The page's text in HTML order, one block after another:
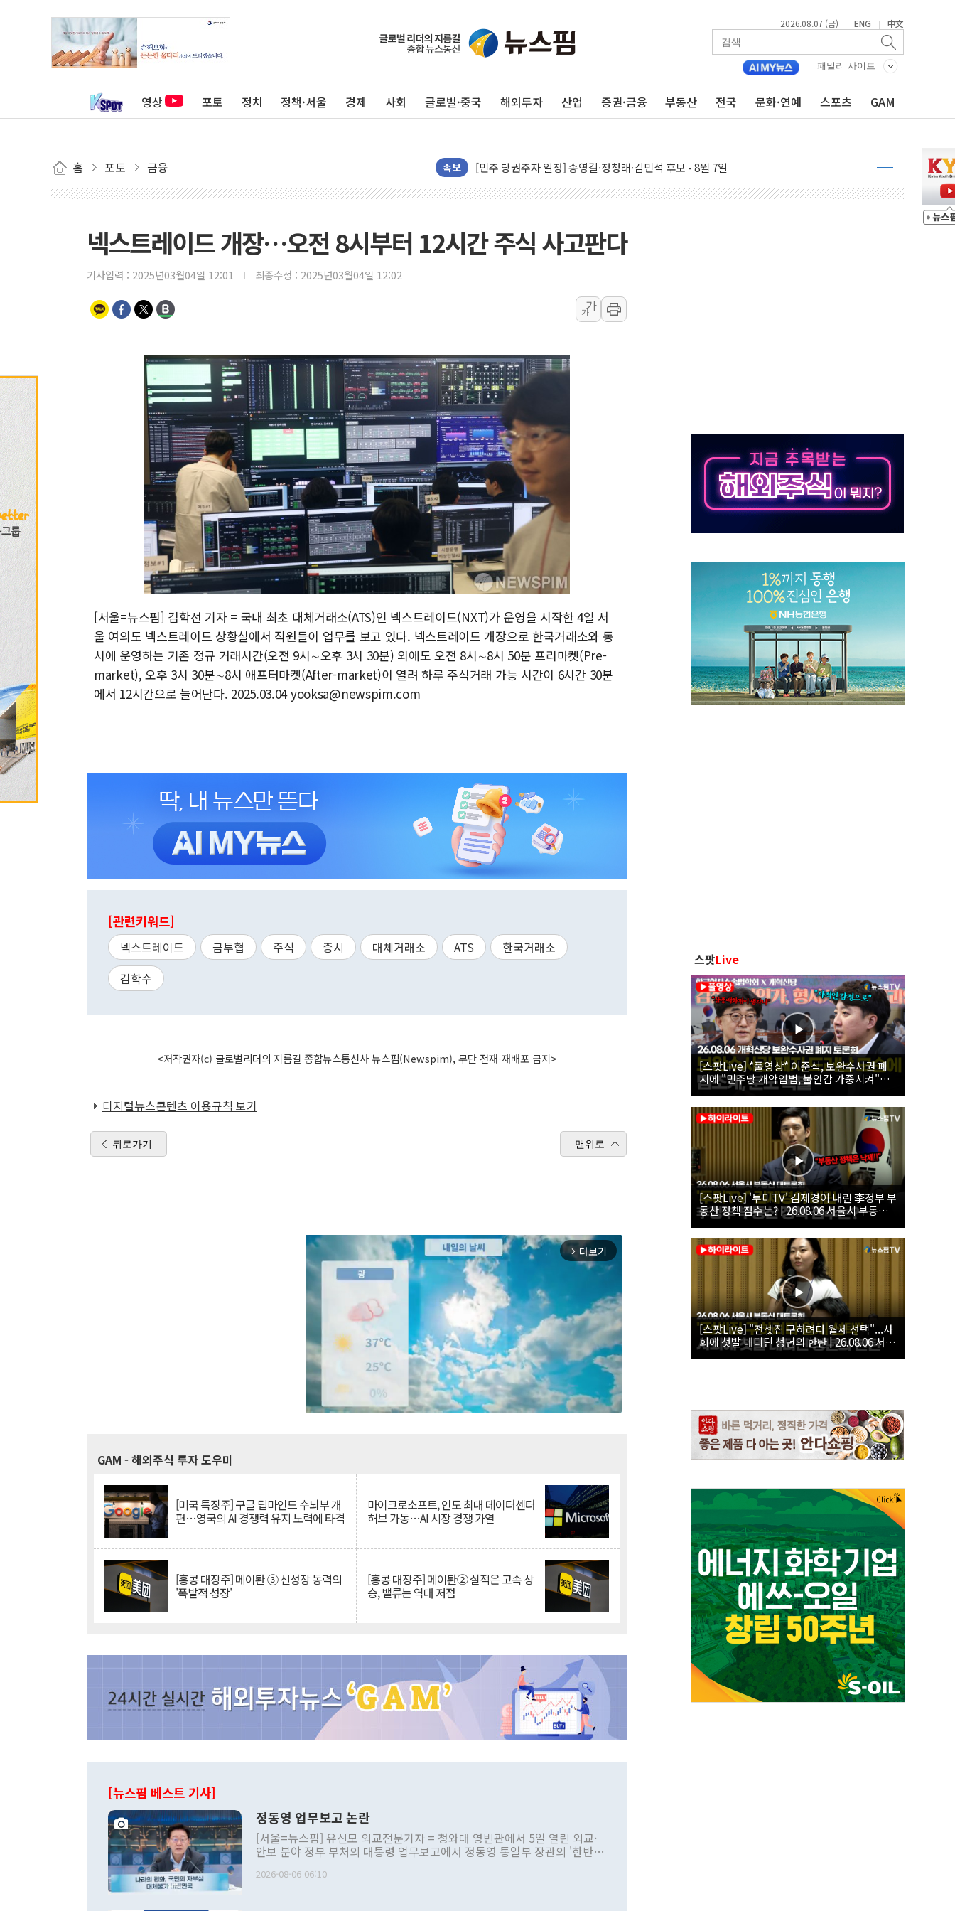
2026.08.07 (금) | ENG | 中文
패밀리 사이트
영상 포토 정치 정책·서울 경제 사회 글로벌·중국 해외투자 산업 증권·금융 부동산 전국 문화·연예 스포츠 GAM
홈 포토 금융 속보
뉴욕증시, 유가·금리 부담에 하락…다우 5거래일 랠리 '마침표'
[민주 당권주자 일정] 송영길·정청래·김민석 후보 - 8월 7일
李대통령, 오늘 부동산 정책 점검 2차 회의…주택 공급 대책 막바지 조율할 듯
[오늘의 국회일정] 상임위·세미나·기자회견·주요 정당 - 8월 7일
이란, 美·이스라엘 선박 호르무즈 통항 제한 추진…美 "통행 막을 권한 없어"
구광모, 내주 실리콘밸리서 젠슨 황 재회…로봇·AI 데이터센터·모빌리티 구체화
뉴욕증시 개장 전 특징주...모더나·아이온큐·도어대시↑ VS 샌디스크·피그마·앱러빈↓
김정관 장관 "영업이익 N% 성과급 반대…상법·자본시장법 개정 논의"
뉴욕증시 프리뷰, 미 주가선물 AI주 차익실현 속 혼조세...웨스턴디지털·샌디스크↓
청와대, 북한 단거리 탄도미사일 발사에 긴급 안보 점검회의
금값 7주 만에 최고…美 고용 둔화·호르무즈 재개방 기대에 강세
[인도증시] 중동 긴장 완화에 실적 호조까지, 상승...호실적 보고 기업 상승세 뚜렷
러, 1인칭시점 드론으로 우크라 민간인 '사파리' 공격… 시민들 공포감 극대화 전략
[베트남 증시] 지수 하락 속 'DGC' 임시 주총 기대감에 홀로 상한가…마진 잔액은 사상 최고
'월가의 황제' 다이먼 "금융시장 레버리지 위험수위…숨은 차입이 더 큰 변수"
양주 섬유염색공장서 화재 1명 중상…대응 1단계 진압 중
넥스트레이드 개장…오전 8시부터 12시간 주식 사고판다
기사입력 : 2025년03월04일 12:01 최종수정 : 2025년03월04일 12:02
가
가
[서울=뉴스핌] 김학선 기자 = 국내 최초 대체거래소(ATS)인 넥스트레이드(NXT)가 운영을 시작한 4일 서
울 여의도 넥스트레이드 상황실에서 직원들이 업무를 보고 있다. 넥스트레이드 개장으로 한국거래소와 동
시에 운영하는 기존 정규 거래시간(오전 9시∼오후 3시 30분) 외에도 오전 8시∼8시 50분 프리마켓(Pre-
market), 오후 3시 30분∼8시 애프터마켓(After-market)이 열려 하루 주식거래 가능 시간이 6시간 30분
에서 12시간으로 늘어난다. 2025.03.04 yooksa@newspim.com
[관련키워드]
넥스트레이드 금투협 주식 증시 대체거래소 ATS
한국거래소
김학수
<저작권자(c) 글로벌리더의 지름길 종합뉴스통신사 뉴스핌(Newspim), 무단 전재-재배포 금지>
디지털뉴스콘텐츠 이용규칙 보기
뒤로가기 맨위로
arrow_forward_ios 더보기
GAM - 해외주식 투자 도우미
[미국 특징주] 구글 딥마인드 수뇌부 개
편…영국의 AI 경쟁력 유지 노력에 타격
마이크로소프트, 인도 최대 데이터센터
허브 가동…AI 시장 경쟁 가열
[홍콩 대장주] 메이퇀 ③ 신성장 동력의
'폭발적 성장'
[홍콩 대장주] 메이퇀② 실적은 고속 상
승, 밸류는 역대 저점
[뉴스핌 베스트 기사]
정동영 업무보고 논란
[서울=뉴스핌] 유신모 외교전문기자 = 청와대 영빈관에서 5일 열린 외교·
안보 분야 정부 부처의 대통령 업무보고에서 정동영 통일부 장관의 '한반도
발언 중에는 정부 내 조율을 거치지 않은 사안을 정책으로 추진하겠다고 공
2026-08-06 06:10
스팟Live
[스팟Live] *풀영상* 이준석, 보완수사권 폐
지에 "민주당 개악입법, 불안감 가중시켜"｜
26.08.06 개혁신당 보완수사권 폐지 토론회
[스팟Live] '투미TV' 김제경이 내린 李정부 부
동산 정책 점수는? | 26.08.06 서울시 부동산
대토론회
[스팟Live] "전셋집 구하려다 월세 선택"...사
회에 첫발 내디딘 청년의 한탄 | 26.08.06 서울
시 부동산 대토론회